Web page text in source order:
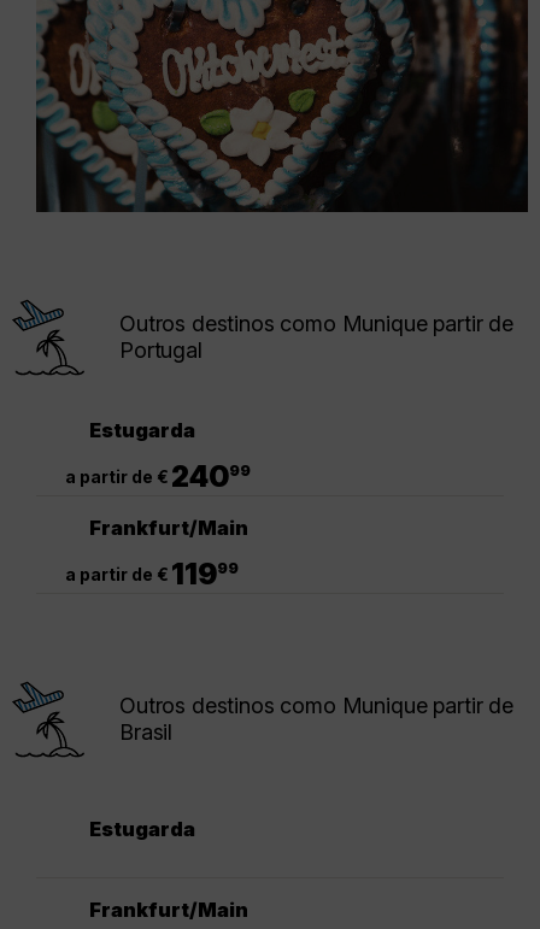
Outros destinos como Munique partir de
Portugal
Estugarda
a partir de € 24099
Frankfurt/Main
a partir de € 11999
Outros destinos como Munique partir de
Brasil
Estugarda
Frankfurt/Main